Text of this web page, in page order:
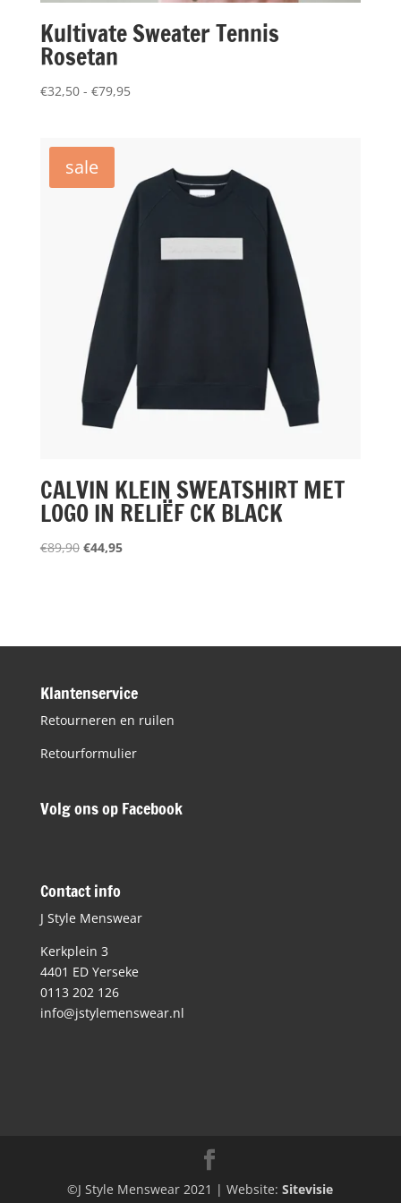
Kultivate Sweater Tennis
Rosetan
€32,50 - €79,95Prijsklasse:
sale
CALVIN KLEIN SWEATSHIRT MET
LOGO IN RELIËF CK BLACK
€89,90 Oorspronkelijke
€44,95Huidige
Klantenservice
Retourneren en ruilen
Retourformulier
Volg ons op Facebook
Contact info
J Style Menswear
Kerkplein 3
4401 ED Yerseke
0113 202 126
info@jstylemenswear.nl
©J Style Menswear 2021 | Website:Sitevisie